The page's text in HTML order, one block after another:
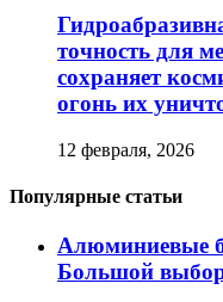
точность для
сохраняет
огонь их
12 февраля, 2026
Популярные статьи
Алюминиевые
Большой